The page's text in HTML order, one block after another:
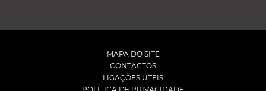
MAPA DO SITE
CONTACTOS
LIGAÇÕES ÚTEIS